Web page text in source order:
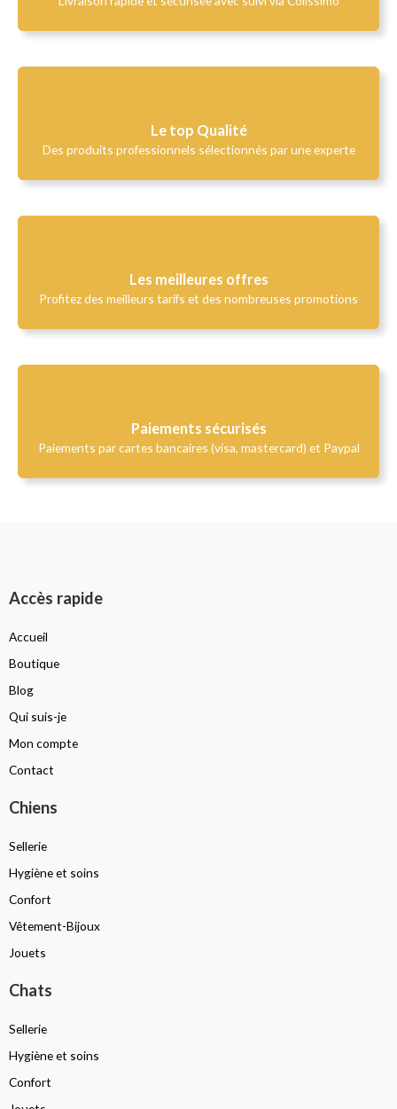
Le top Qualité​
Des produits professionnels sélectionnés par une experte
Les meilleures offres
Profitez des meilleurs tarifs et des nombreuses promotions
Paiements sécurisés
Paiements par cartes bancaires (visa, mastercard) et Paypal
Accès rapide
Accueil
Boutique
Blog
Qui suis-je
Mon compte
Contact
Chiens
Sellerie
Hygiène et soins
Confort
Vêtement-Bijoux
Jouets
Chats
Sellerie
Hygiène et soins
Confort